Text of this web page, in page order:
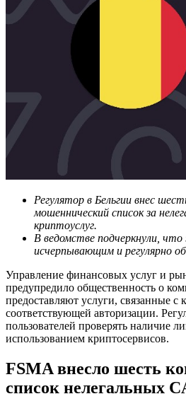
Регулятор в Бельгии внес
мошеннический список за
криптоуслуг.
В ведомстве подчеркнули,
исчерпывающим и регулярно
Управление финансовых услуг и
предупредило общественность о
предоставляют услуги, связанные с
соответствующей авторизации.
пользователей проверять наличие
использованием криптосервисов.
FSMA внесло шесть
список нелегальных